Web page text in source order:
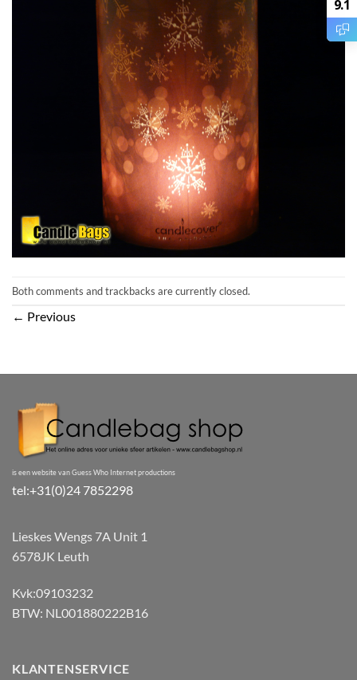
Both comments and trackbacks are currently closed.
← Previous
is een website van Guess Who Internet productions
tel:+31(0)24 7852298
Lieskes Wengs 7A Unit 1
6578JK Leuth
Kvk:09103232
BTW: NL001880222B16
KLANTENSERVICE
9.1